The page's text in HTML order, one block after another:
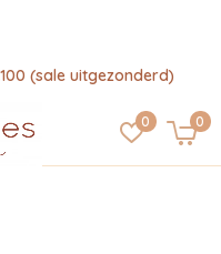
0 0
(sale uitgezonderd)